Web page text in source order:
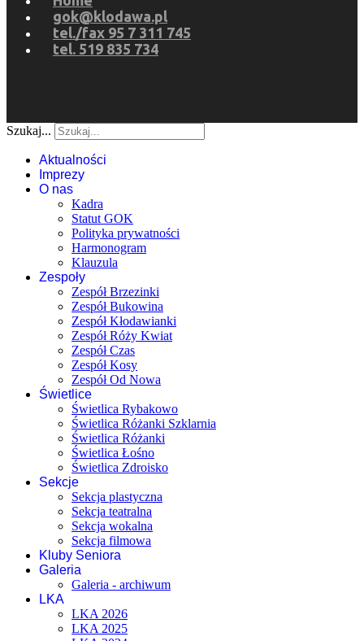
gok@klodawa.pl
tel./fax 95 7 311 745
tel. 519 835 734
Szukaj...
Aktualności
Imprezy
O nas
Kadra
Statut GOK
Polityka prywatności
Harmonogram
Klauzula
Zespoły
Zespół Brzezinki
Zespół Bukowina
Zespół Kłodawianki
Zespół Róży Kwiat
Zespół Czas
Zespół Kosy
Zespół Od Nowa
Świetlice
Świetlica Rybakowo
Świetlica Różanki Szklarnia
Świetlica Różanki
Świetlica Łośno
Świetlica Zdroisko
Sekcje
Sekcja plastyczna
Sekcja teatralna
Sekcja wokalna
Sekcja filmowa
Kluby Seniora
Galeria
Galeria - archiwum
LKA
LKA 2026
LKA 2025